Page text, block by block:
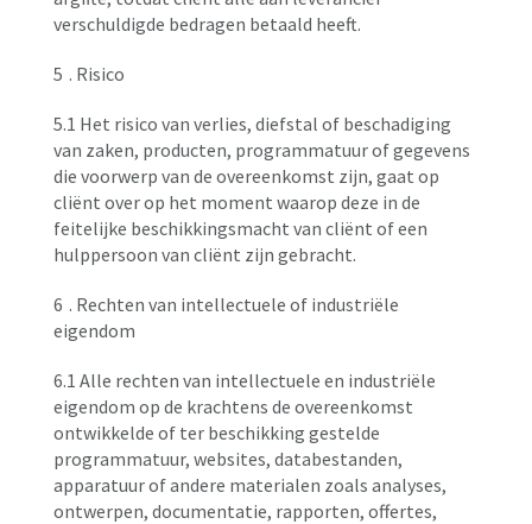
verschuldigde bedragen betaald heeft.
5 . Risico
5.1 Het risico van verlies, diefstal of beschadiging
van zaken, producten, programmatuur of gegevens
die voorwerp van de overeenkomst zijn, gaat op
cliënt over op het moment waarop deze in de
feitelijke beschikkingsmacht van cliënt of een
hulppersoon van cliënt zijn gebracht.
6 . Rechten van intellectuele of industriële
eigendom
6.1 Alle rechten van intellectuele en industriële
eigendom op de krachtens de overeenkomst
ontwikkelde of ter beschikking gestelde
programmatuur, websites, databestanden,
apparatuur of andere materialen zoals analyses,
ontwerpen, documentatie, rapporten, offertes,